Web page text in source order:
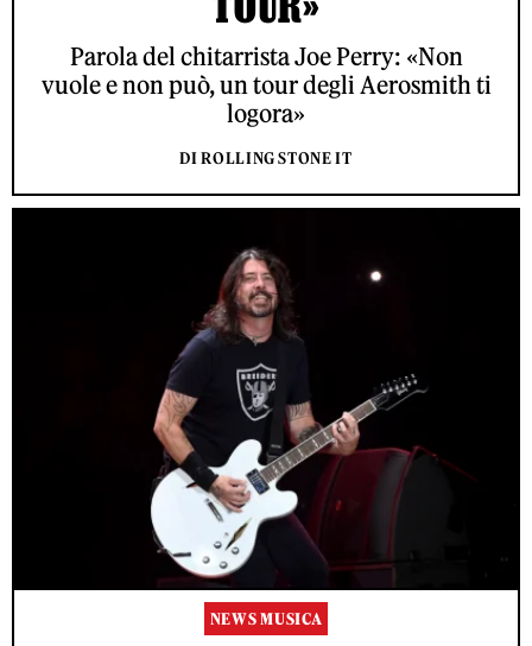
Parola del chitarrista Joe Perry: «Non
vuole e non può, un tour degli Aerosmith ti
logora»
DI ROLLING STONE IT
NEWS MUSICA